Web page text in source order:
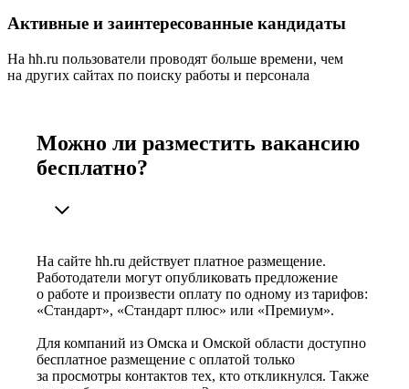
Активные и заинтересованные кандидаты
На hh.ru пользователи проводят больше времени, чем
на других сайтах по поиску работы и персонала
Можно ли разместить вакансию
бесплатно?
На сайте hh.ru действует платное размещение.
Работодатели могут опубликовать предложение
о работе и произвести оплату по одному из тарифов:
«Стандарт», «Стандарт плюс» или «Премиум».
Для компаний из Омска и Омской области доступно
бесплатное размещение с оплатой только
за просмотры контактов тех, кто откликнулся. Также